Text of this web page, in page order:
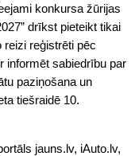
konkursa žūrijas
drīkst pieteikt tikai
reizi reģistrēti pēc
informēt sabiedrību par
paziņošana un
tiešraidē 10.
jauns.lv, iAuto.lv,